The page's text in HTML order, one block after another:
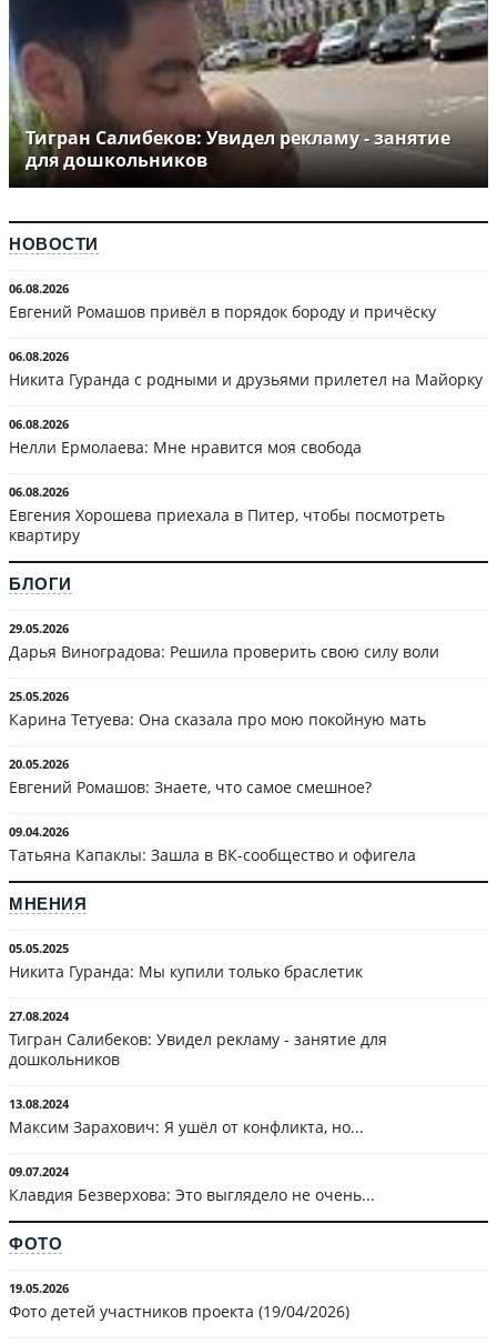
Тигран Салибеков: Увидел рекламу - занятие
для дошкольников
НОВОСТИ
06.08.2026
Евгений Ромашов привёл в порядок бороду и причёску
06.08.2026
Никита Гуранда с родными и друзьями прилетел на Майорку
06.08.2026
Нелли Ермолаева: Мне нравится моя свобода
06.08.2026
Евгения Хорошева приехала в Питер, чтобы посмотреть
квартиру
БЛОГИ
29.05.2026
Дарья Виноградова: Решила проверить свою силу воли
25.05.2026
Карина Тетуева: Она сказала про мою покойную мать
20.05.2026
Евгений Ромашов: Знаете, что самое смешное?
09.04.2026
Татьяна Капаклы: Зашла в ВК-сообщество и офигела
МНЕНИЯ
05.05.2025
Никита Гуранда: Мы купили только браслетик
27.08.2024
Тигран Салибеков: Увидел рекламу - занятие для
дошкольников
13.08.2024
Максим Зарахович: Я ушёл от конфликта, но...
09.07.2024
Клавдия Безверхова: Это выглядело не очень...
ФОТО
19.05.2026
Фото детей участников проекта (19/04/2026)